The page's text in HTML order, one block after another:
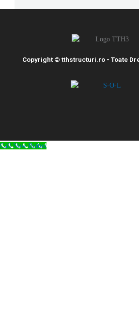
Copyright © tthstructuri.ro - Toate
Call Now Button